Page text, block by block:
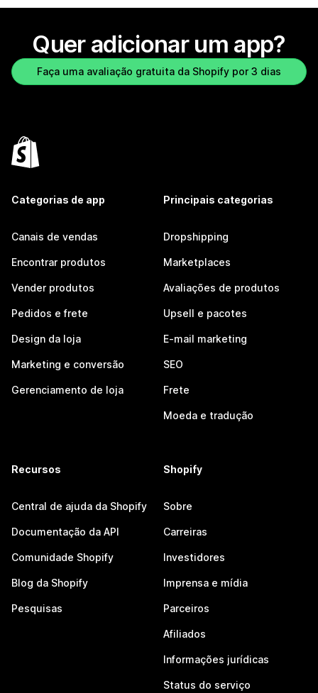
Quer adicionar um app?
Faça uma avaliação gratuita da Shopify por 3 dias
Categorias de app
Canais de vendas
Encontrar produtos
Vender produtos
Pedidos e frete
Design da loja
Marketing e conversão
Gerenciamento de loja
Principais categorias
Dropshipping
Marketplaces
Avaliações de produtos
Upsell e pacotes
E-mail marketing
SEO
Frete
Moeda e tradução
Recursos
Central de ajuda da Shopify
Documentação da API
Comunidade Shopify
Blog da Shopify
Pesquisas
Shopify
Sobre
Carreiras
Investidores
Imprensa e mídia
Parceiros
Afiliados
Informações jurídicas
Status do serviço